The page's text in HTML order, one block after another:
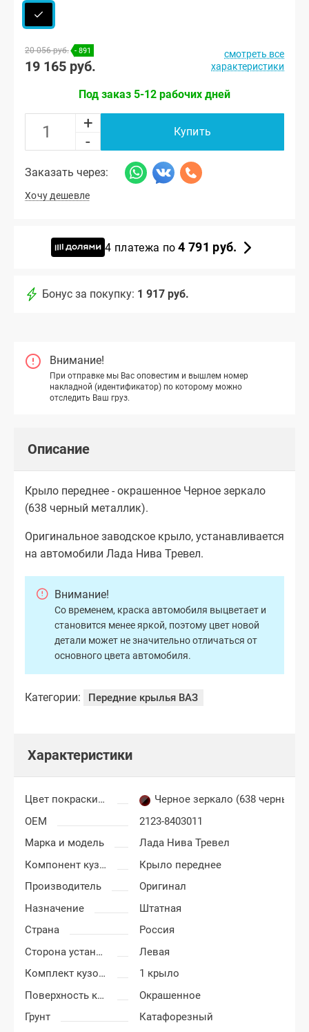
20 056 руб. - 891
19 165 руб.
смотреть все
характеристики
Под заказ 5-12 рабочих дней
+
-
Купить
Заказать через:
Хочу дешевле
4 платежа по4 791 руб.
Бонус за покупку: 1 917 руб.
Внимание!
При отправке мы Вас оповестим и вышлем номер
накладной (идентификатор) по которому можно
отследить Ваш груз.
Описание
Крыло переднее - окрашенное Черное зеркало
(638 черный металлик).
Оригинальное заводское крыло, устанавливается
на автомобили Лада Нива Тревел.
Внимание!
Со временем, краска автомобиля выцветает и
становится менее яркой, поэтому цвет новой
детали может не значительно отличаться от
основного цвета автомобиля.
Категории: Передние крылья ВАЗ
Характеристики
Цвет покраски Лада Нива Тревел (Travel)
Черное зеркало (638 черный
OEM
2123-8403011
Марка и модель
Лада Нива Тревел
Компонент кузова
Крыло переднее
Производитель
Оригинал
Назначение
Штатная
Страна
Россия
Сторона установки
Левая
Комплект кузовных деталей
1 крыло
Поверхность крыла
Окрашенное
Грунт
Катафорезный